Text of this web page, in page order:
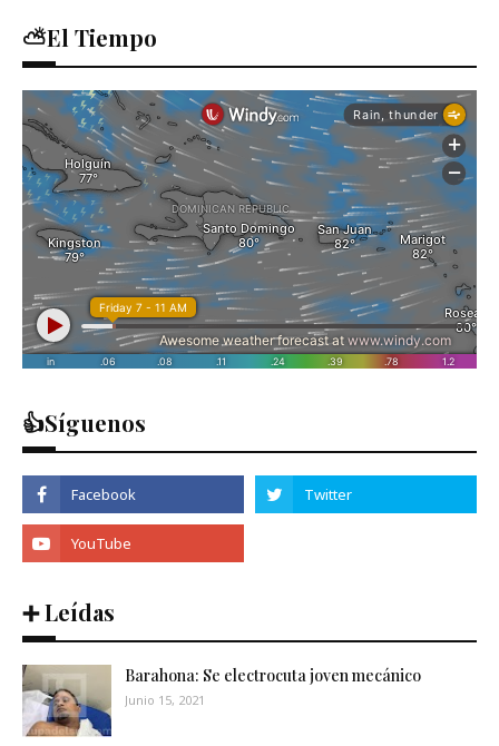
⛅El Tiempo
👍Síguenos
➕ Leídas
Barahona: Se electrocuta joven mecánico
Junio 15, 2021